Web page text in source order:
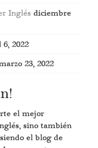
Inglés diciembre
2022
23, 2022
el mejor
sino también
el blog de